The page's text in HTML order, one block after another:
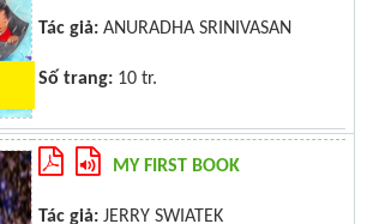
Tác giả: ANURADHA SRINIVASAN
Số trang: 10 tr.
MY FIRST BOOK
Tác giả: JERRY SWIATEK